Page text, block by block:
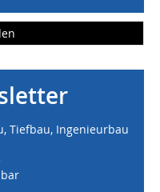
Tiefbau, Ingenieurbau